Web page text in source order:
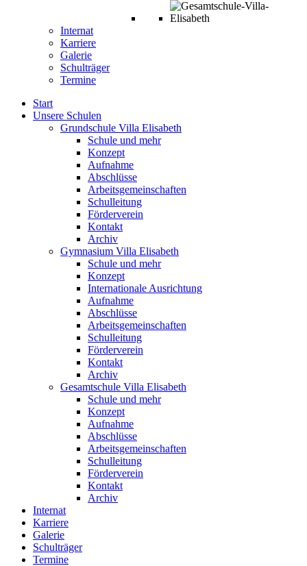
Internat
Karriere
Galerie
Schulträger
Termine
Start
Unsere Schulen
Grundschule Villa Elisabeth
Schule und mehr
Konzept
Aufnahme
Abschlüsse
Arbeitsgemeinschaften
Schulleitung
Förderverein
Kontakt
Archiv
Gymnasium Villa Elisabeth
Schule und mehr
Konzept
Internationale Ausrichtung
Aufnahme
Abschlüsse
Arbeitsgemeinschaften
Schulleitung
Förderverein
Kontakt
Archiv
Gesamtschule Villa Elisabeth
Schule und mehr
Konzept
Aufnahme
Abschlüsse
Arbeitsgemeinschaften
Schulleitung
Förderverein
Kontakt
Archiv
Internat
Karriere
Galerie
Schulträger
Termine